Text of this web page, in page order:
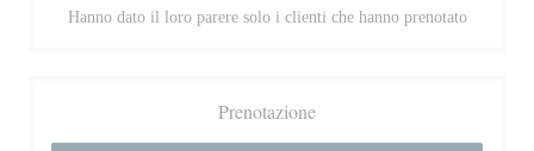
Hanno dato il loro parere solo i clienti che hanno prenotato
Prenotazione